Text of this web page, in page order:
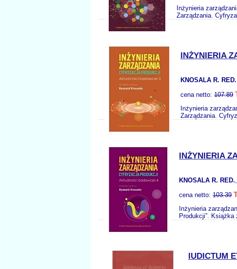
Inżynieria
Zarządzania.
INŻYNIERIA
KNOSALA R. RED.
cena netto: 107.89
Inżynieria
Zarządzania.
INŻYNIERIA
KNOSALA R. RED.
cena netto: 103.39
Inżynieria
Produkcji”. Książka
IUDICTUM